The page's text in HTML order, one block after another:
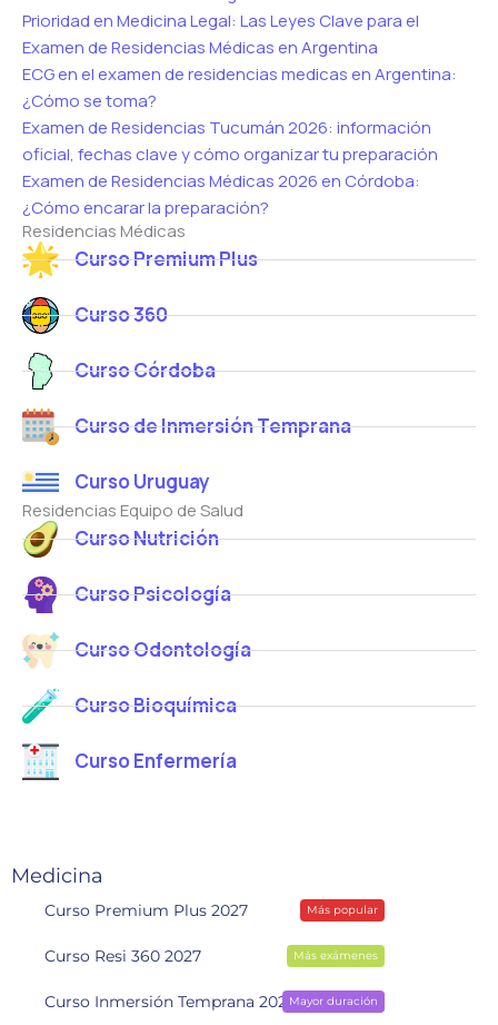
Prioridad en Medicina Legal: Las Leyes Clave para el
Examen de Residencias Médicas en Argentina
ECG en el examen de residencias medicas en Argentina:
¿Cómo se toma?
Examen de Residencias Tucumán 2026: información
oficial, fechas clave y cómo organizar tu preparación
Examen de Residencias Médicas 2026 en Córdoba:
¿Cómo encarar la preparación?
Residencias Médicas
Curso Premium Plus
Curso 360
Curso Córdoba
Curso de Inmersión Temprana
Curso Uruguay
Residencias Equipo de Salud
Curso Nutrición
Curso Psicología
Curso Odontología
Curso Bioquímica
Curso Enfermería
Medicina
Curso Premium Plus 2027 Más popular
Curso Resi 360 2027 Más exámenes
Curso Inmersión Temprana 2028Mayor duración